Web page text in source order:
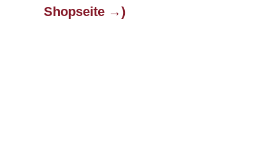
Shopseite →)